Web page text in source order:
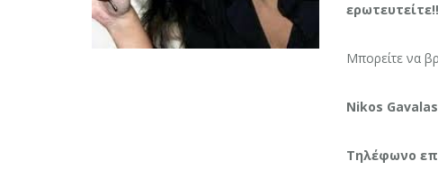
Μπορείτε να
Nikos
Τηλέφωνο